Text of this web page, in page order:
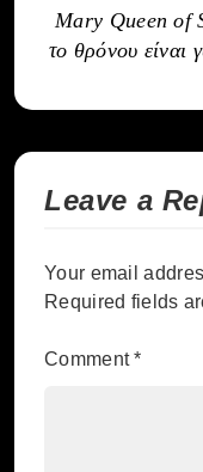
Mary Queen of
το θρόνου είναι
Leave a
Your email
Required fields
Comment*